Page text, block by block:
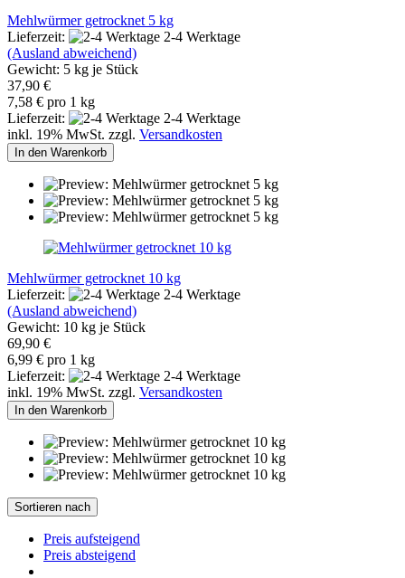
Mehlwürmer getrocknet 5 kg
Lieferzeit:
2-4 Werktage
(Ausland abweichend)
Gewicht: 5 kg je Stück
37,90 €
7,58 € pro 1 kg
Lieferzeit:
2-4 Werktage
inkl. 19% MwSt. zzgl. Versandkosten
In den Warenkorb
Mehlwürmer getrocknet 10 kg
Lieferzeit:
2-4 Werktage
(Ausland abweichend)
Gewicht: 10 kg je Stück
69,90 €
6,99 € pro 1 kg
Lieferzeit:
2-4 Werktage
inkl. 19% MwSt. zzgl. Versandkosten
In den Warenkorb
Sortieren nach
Preis aufsteigend
Preis absteigend